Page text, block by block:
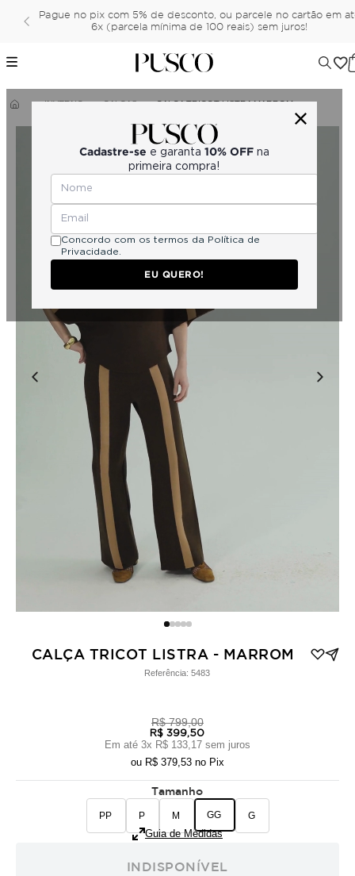
Pague no pix com 5% de desconto, ou parcele no cartão em
6x (parcela mínima de 100 reais) sem juros!
Cadastre-se e garanta 10% OFF na
primeira compra!
Concordo com os termos da Política de
Privacidade.
EU QUERO!
INVERNO CALÇAS CALÇA TRICOT LISTRA MARROM
CALÇA TRICOT LISTRA - MARROM
Referência:5483
R$ 799,00
R$ 399,50
Em até 3x R$ 133,17 sem juros
ou R$ 379,53 no Pix
Tamanho
PP P M GG G
Guia de Medidas
INDISPONÍVEL